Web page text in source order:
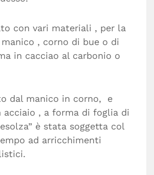
con vari materiali , per la
, corno di bue o di
in cacciao al carbonio o
dal manico in corno, e
acciaio , a forma di foglia di
è stata soggetta col
ad arricchimenti